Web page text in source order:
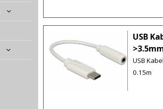
USB
USB
0.15m